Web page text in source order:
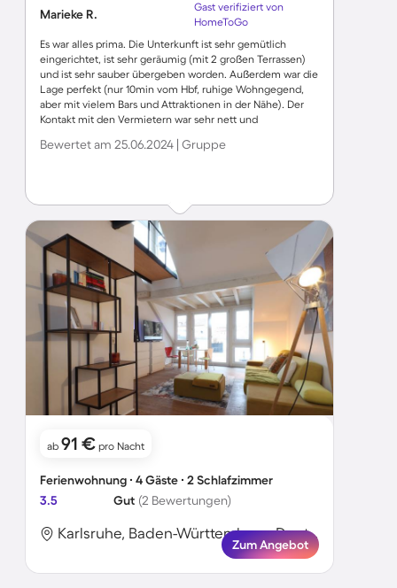
Marieke R.
Gast verifiziert von
HomeToGo
Es war alles prima. Die Unterkunft ist sehr gemütlich
eingerichtet, ist sehr geräumig (mit 2 großen Terrassen)
und ist sehr sauber übergeben worden. Außerdem war die
Lage perfekt (nur 10min vom Hbf, ruhige Wohngegend,
aber mit vielem Bars und Attraktionen in der Nähe). Der
Kontakt mit den Vermietern war sehr nett und
flexibel. Wir kommen gerne wieder.
Bewertet am 25.06.2024 | Gruppe
ab 91 € pro Nacht
Ferienwohnung ∙ 4 Gäste ∙ 2 Schlafzimmer
3.5
Gut (2 Bewertungen)
Karlsruhe, Baden-Württemberg, Deutschland
Zum Angebot